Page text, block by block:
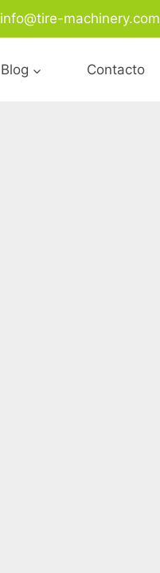
info@tire-machinery.com
Blog Contacto